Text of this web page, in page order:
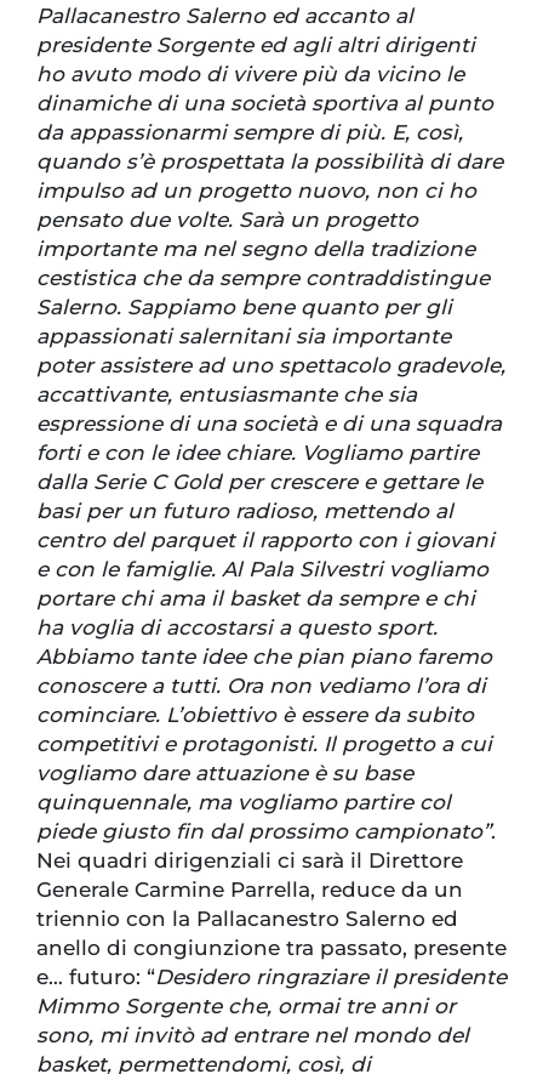
Pallacanestro Salerno ed accanto al
presidente Sorgente ed agli altri dirigenti
ho avuto modo di vivere più da vicino le
dinamiche di una società sportiva al punto
da appassionarmi sempre di più. E, così,
quando s’è prospettata la possibilità di dare
impulso ad un progetto nuovo, non ci ho
pensato due volte. Sarà un progetto
importante ma nel segno della tradizione
cestistica che da sempre contraddistingue
Salerno. Sappiamo bene quanto per gli
appassionati salernitani sia importante
poter assistere ad uno spettacolo gradevole,
accattivante, entusiasmante che sia
espressione di una società e di una squadra
forti e con le idee chiare. Vogliamo partire
dalla Serie C Gold per crescere e gettare le
basi per un futuro radioso, mettendo al
centro del parquet il rapporto con i giovani
e con le famiglie. Al Pala Silvestri vogliamo
portare chi ama il basket da sempre e chi
ha voglia di accostarsi a questo sport.
Abbiamo tante idee che pian piano faremo
conoscere a tutti. Ora non vediamo l’ora di
cominciare. L’obiettivo è essere da subito
competitivi e protagonisti. Il progetto a cui
vogliamo dare attuazione è su base
quinquennale, ma vogliamo partire col
piede giusto fin dal prossimo campionato”.
Nei quadri dirigenziali ci sarà il Direttore
Generale Carmine Parrella, reduce da un
triennio con la Pallacanestro Salerno ed
anello di congiunzione tra passato, presente
e… futuro: “Desidero ringraziare il presidente
Mimmo Sorgente che, ormai tre anni or
sono, mi invitò ad entrare nel mondo del
basket, permettendomi, così, di